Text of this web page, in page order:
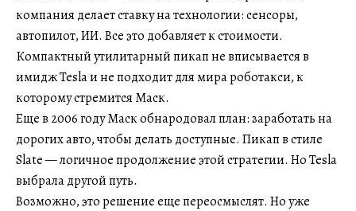
компания делает ставку на технологии: сенсоры,
автопилот, ИИ. Все это добавляет к стоимости.
Компактный утилитарный пикап не вписывается в
имидж Tesla и не подходит для мира роботакси, к
которому стремится Маск.
Еще в 2006 году Маск обнародовал план: заработать на
дорогих авто, чтобы делать доступные. Пикап в стиле
Slate — логичное продолжение этой стратегии. Но Tesla
выбрала другой путь.
Возможно, это решение еще переосмыслят. Но уже